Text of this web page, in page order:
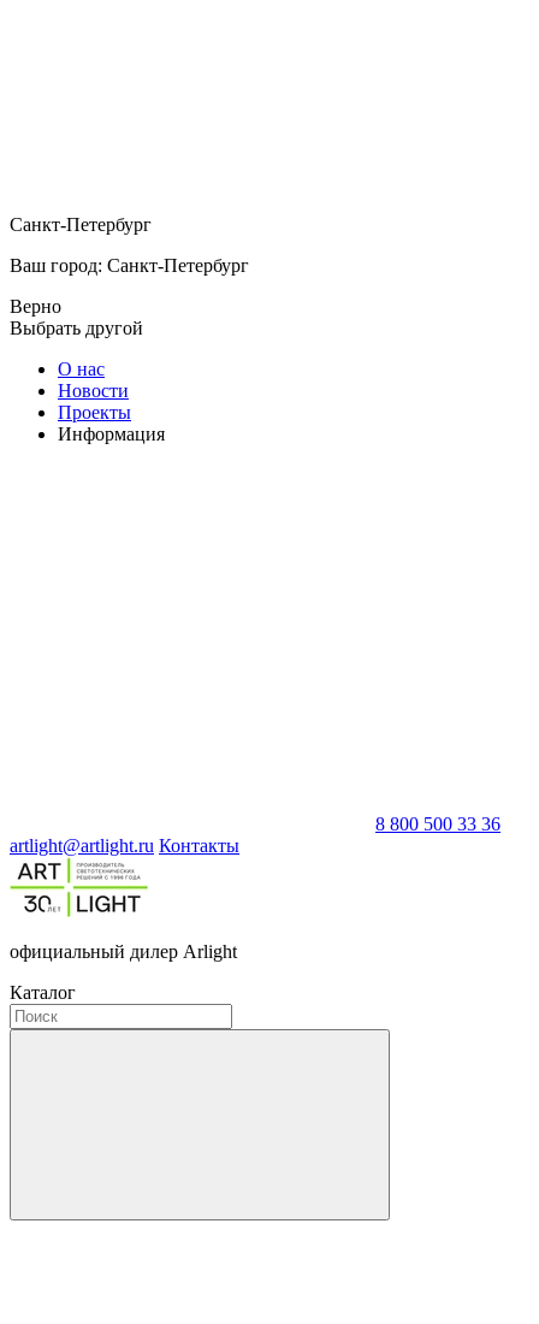
Санкт-Петербург
Ваш город: Санкт-Петербург
Верно
Выбрать другой
О нас
Новости
Проекты
Информация
8 800 500 33 36
artlight@artlight.ru Контакты
официальный дилер Arlight
Каталог